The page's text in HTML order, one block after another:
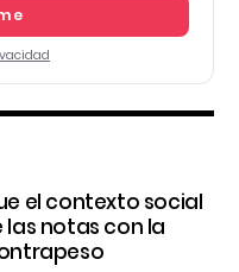
el contexto social
notas con la